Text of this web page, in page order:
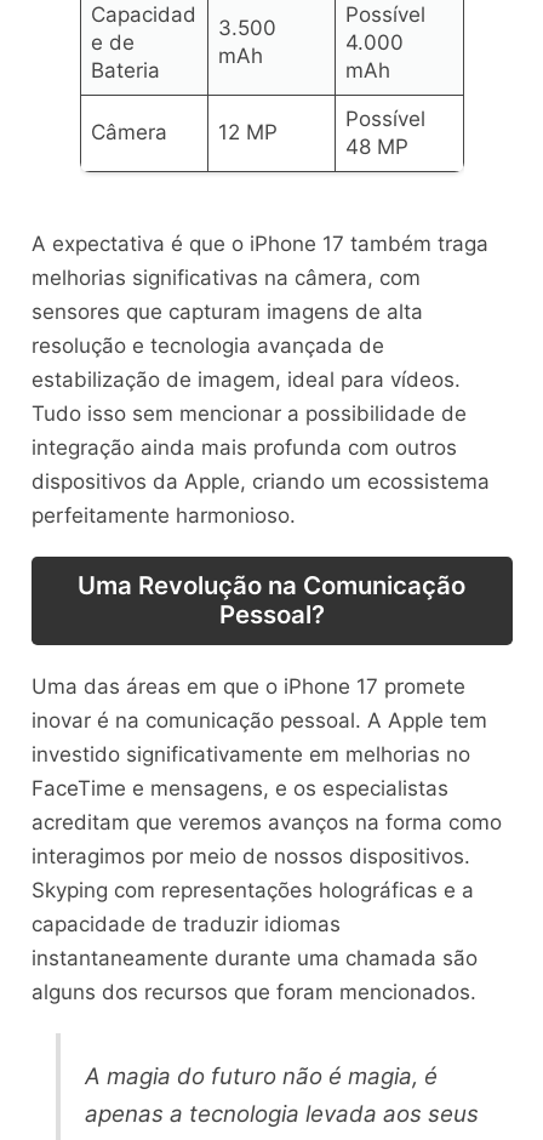
Capacidad
e de
Bateria
3.500
mAh
Possível
4.000
mAh
Câmera 12 MP
Possível
48 MP
A expectativa é que o iPhone 17 também traga
melhorias significativas na câmera, com
sensores que capturam imagens de alta
resolução e tecnologia avançada de
estabilização de imagem, ideal para vídeos.
Tudo isso sem mencionar a possibilidade de
integração ainda mais profunda com outros
dispositivos da Apple, criando um ecossistema
perfeitamente harmonioso.
Uma Revolução na Comunicação
Pessoal?
Uma das áreas em que o iPhone 17 promete
inovar é na comunicação pessoal. A Apple tem
investido significativamente em melhorias no
FaceTime e mensagens, e os especialistas
acreditam que veremos avanços na forma como
interagimos por meio de nossos dispositivos.
Skyping com representações holográficas e a
capacidade de traduzir idiomas
instantaneamente durante uma chamada são
alguns dos recursos que foram mencionados.
A magia do futuro não é magia, é
apenas a tecnologia levada aos seus